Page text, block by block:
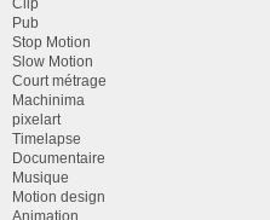
Pub
Stop Motion
Slow Motion
Court métrage
Machinima
pixelart
Timelapse
Documentaire
Musique
Motion design
Animation